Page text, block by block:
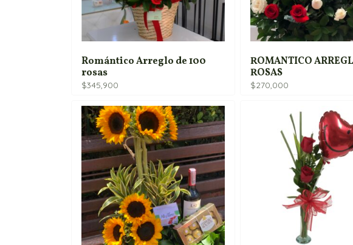
Romántico Arreglo de 100
rosas
$345,900
ROMANTICO
ROSAS
$270,000